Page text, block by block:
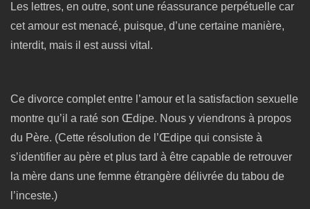
Les lettres, en outre, sont une réassurance perpétuelle car
cet amour est menacé, puisque, d’une certaine manière,
interdit, mais il est aussi vital.
Ce divorce complet entre l’amour et la satisfaction sexuelle
montre qu’il a raté son Œdipe. Nous y viendrons à propos
du Père. (Cette résolution de l’Œdipe qui consiste à
s’identifier au père et plus tard à être capable de retrouver
la mère dans une femme étrangère délivrée du tabou de
l’inceste.)